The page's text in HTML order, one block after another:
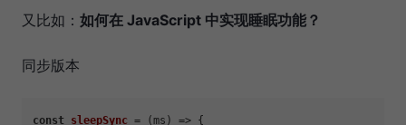
又比如： 如何在 JavaScript 中实现睡眠功能？
同步版本
const sleepSync = (ms ) => {